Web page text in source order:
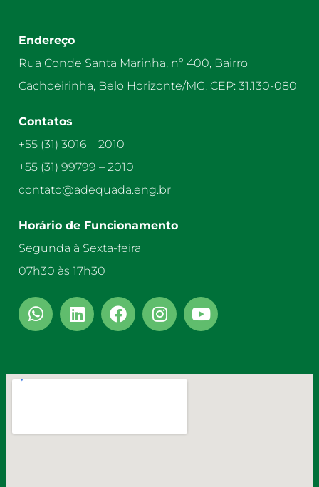
Endereço
Rua Conde Santa Marinha, nº 400, Bairro
Cachoeirinha, Belo Horizonte/MG, CEP: 31.130-080
Contatos
+55 (31) 3016 – 2010
+55 (31) 99799 – 2010
contato@adequada.eng.br
Horário de Funcionamento
Segunda à Sexta-feira
07h30 às 17h30